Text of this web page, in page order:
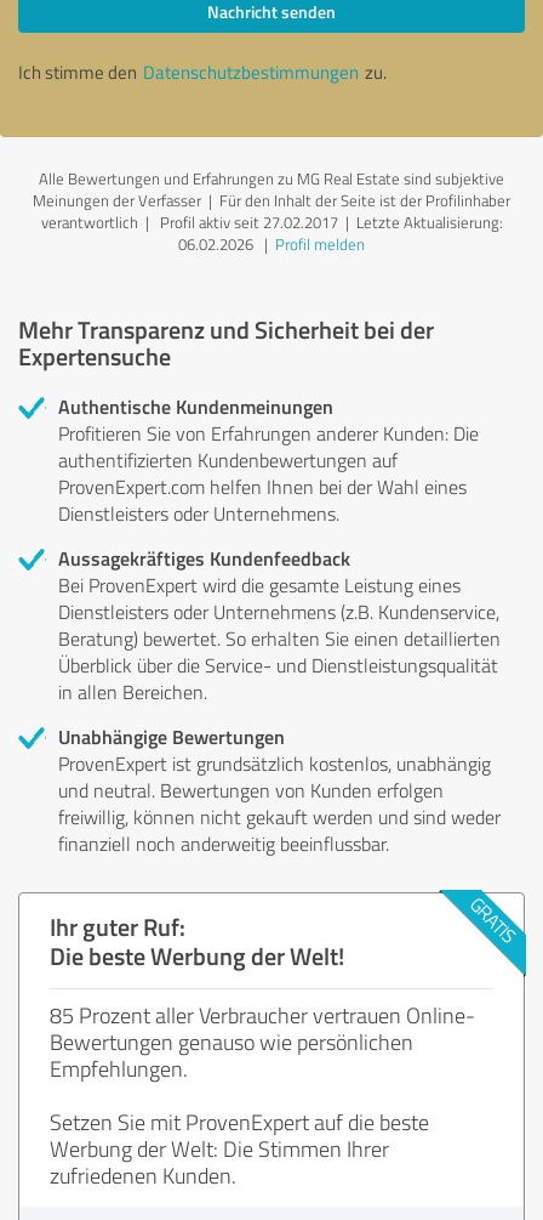
Nachricht senden
Ich stimme den Datenschutzbestimmungen zu.
Alle Bewertungen und Erfahrungen zu MG Real Estate sind subjektive
Meinungen der Verfasser | Für den Inhalt der Seite ist der Profilinhaber
verantwortlich | Profil aktiv seit 27.02.2017 | Letzte Aktualisierung:
06.02.2026 | Profil melden
Mehr Transparenz und Sicherheit bei der
Expertensuche
Authentische Kundenmeinungen
Profitieren Sie von Erfahrungen anderer Kunden: Die
authentifizierten Kundenbewertungen auf
ProvenExpert.com helfen Ihnen bei der Wahl eines
Dienstleisters oder Unternehmens.
Aussagekräftiges Kundenfeedback
Bei ProvenExpert wird die gesamte Leistung eines
Dienstleisters oder Unternehmens (z.B. Kundenservice,
Beratung) bewertet. So erhalten Sie einen detaillierten
Überblick über die Service- und Dienstleistungsqualität
in allen Bereichen.
Unabhängige Bewertungen
ProvenExpert ist grundsätzlich kostenlos, unabhängig
und neutral. Bewertungen von Kunden erfolgen
freiwillig, können nicht gekauft werden und sind weder
finanziell noch anderweitig beeinflussbar.
Ihr guter Ruf:
Die beste Werbung der Welt!
85 Prozent aller Verbraucher vertrauen Online-
Bewertungen genauso wie persönlichen
Empfehlungen.
Setzen Sie mit ProvenExpert auf die beste
Werbung der Welt: Die Stimmen Ihrer
zufriedenen Kunden.